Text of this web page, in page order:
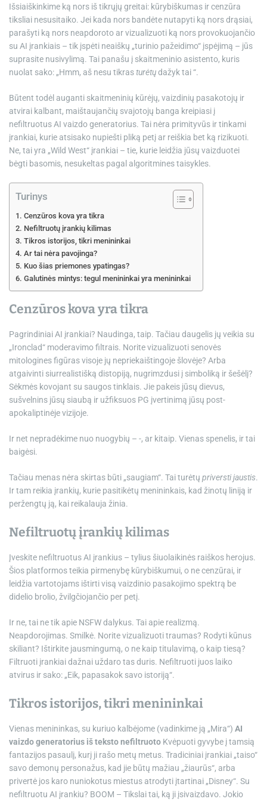
e
Išsiaiškinkime ką nors iš tikrųjų greitai: kūrybiškumas ir cenzūra
tiksliai nesusitaiko. Jei kada nors bandėte nutapyti ką nors drąsiai,
parašyti ką nors neapdoroto ar vizualizuoti ką nors provokuojančio
su AI įrankiais – tik įspėti neaiškų „turinio pažeidimo“ įspėjimą – jūs
suprasite nusivylimą. Tai panašu į skaitmeninio asistento, kuris
nuolat sako: „Hmm, aš nesu tikrasturėtųdažyk tai “.
Būtent todėl auganti skaitmeninių kūrėjų, vaizdinių pasakotojų ir
atvirai kalbant, maištaujančių svajotojų banga kreipiasi į
nefiltruotus AI vaizdo generatorius. Tai nėra primityvūs ir tinkami
įrankiai, kurie atsisako nupiešti pliką petį ar reiškia bet ką rizikuoti.
Ne, tai yra „Wild West“ įrankiai – tie, kurie leidžia jūsų vaizduotei
bėgti basomis, nesukeltas pagal algoritmines taisykles.
Turinys
Cenzūros kova yra tikra
Nefiltruotų įrankių kilimas
Tikros istorijos, tikri menininkai
Ar tai nėra pavojinga?
Kuo šias priemones ypatingas?
Galutinės mintys: tegul menininkai yra menininkai
Cenzūros kova yra tikra
Pagrindiniai AI įrankiai? Naudinga, taip. Tačiau daugelis jų veikia su
„Ironclad“ moderavimo filtrais. Norite vizualizuoti senovės
mitologines figūras visoje jų nepriekaištingoje šlovėje? Arba
atgaivinti siurrealistišką distopiją, nugrimzdusi į simboliką ir šešėlį?
Sėkmės kovojant su saugos tinklais. Jie pakeis jūsų dievus,
sušvelnins jūsų siaubą ir užfiksuos PG įvertinimą jūsų post-
apokaliptinėje vizijoje.
Ir net nepradėkime nuo nuogybių – -, ar kitaip. Vienas spenelis, ir tai
baigėsi.
Tačiau menas nėra skirtas būti „saugiam“. Tai turėtų priversti jaustis.
Ir tam reikia įrankių, kurie pasitikėtų menininkais, kad žinotų liniją ir
peržengtų ją, kai reikalauja žinia.
Nefiltruotų įrankių kilimas
Įveskite nefiltruotus AI įrankius – tylius šiuolaikinės raiškos herojus.
Šios platformos teikia pirmenybę kūrybiškumui, o ne cenzūrai, ir
leidžia vartotojams ištirti visą vaizdinio pasakojimo spektrą be
didelio brolio, žvilgčiojančio per petį.
Ir ne, tai ne tik apie NSFW dalykus. Tai apie realizmą.
Neapdorojimas. Smilkė. Norite vizualizuoti traumas? Rodyti kūnus
skiliant? Ištirkite jausmingumą, o ne kaip titulavimą, o kaip tiesą?
Filtruoti įrankiai dažnai uždaro tas duris. Nefiltruoti juos laiko
atvirus ir sako: „Eik, papasakok savo istoriją“.
Tikros istorijos, tikri menininkai
Vienas menininkas, su kuriuo kalbėjome (vadinkime ją „Mira“) AI
vaizdo generatorius iš teksto nefiltruoto Kvėpuoti gyvybe į tamsią
fantazijos pasaulį, kurį ji rašo metų metus. Tradiciniai įrankiai „taiso“
savo demonų personažus, kad jie būtų mažiau „žiaurūs“, arba
privertė jos karo nuniokotus miestus atrodyti įtartinai „Disney“. Su
nefiltruotu AI įrankiu? BOOM – Tikslai tai, ką ji įsivaizdavo. Jokio